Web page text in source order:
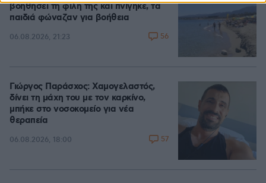
βοηθήσει τη φίλη της και πνίγηκε, τα
παιδιά φώναζαν για βοήθεια
06.08.2026, 21:23 56
Γιώργος Παράσχος: Χαμογελαστός,
δίνει τη μάχη του με τον καρκίνο,
μπήκε στο νοσοκομείο για νέα
θεραπεία
06.08.2026, 18:00 57